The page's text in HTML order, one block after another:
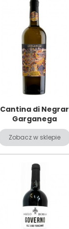
Cantina di Negrar
Garganega
Zobacz w sklepie